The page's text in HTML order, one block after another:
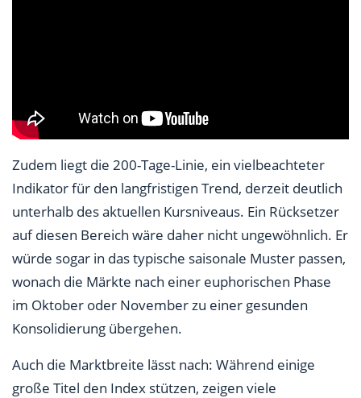
Zudem liegt die 200-Tage-Linie, ein vielbeachteter
Indikator für den langfristigen Trend, derzeit deutlich
unterhalb des aktuellen Kursniveaus. Ein Rücksetzer
auf diesen Bereich wäre daher nicht ungewöhnlich. Er
würde sogar in das typische saisonale Muster passen,
wonach die Märkte nach einer euphorischen Phase
im Oktober oder November zu einer gesunden
Konsolidierung übergehen.
Auch die Marktbreite lässt nach: Während einige
große Titel den Index stützen, zeigen viele